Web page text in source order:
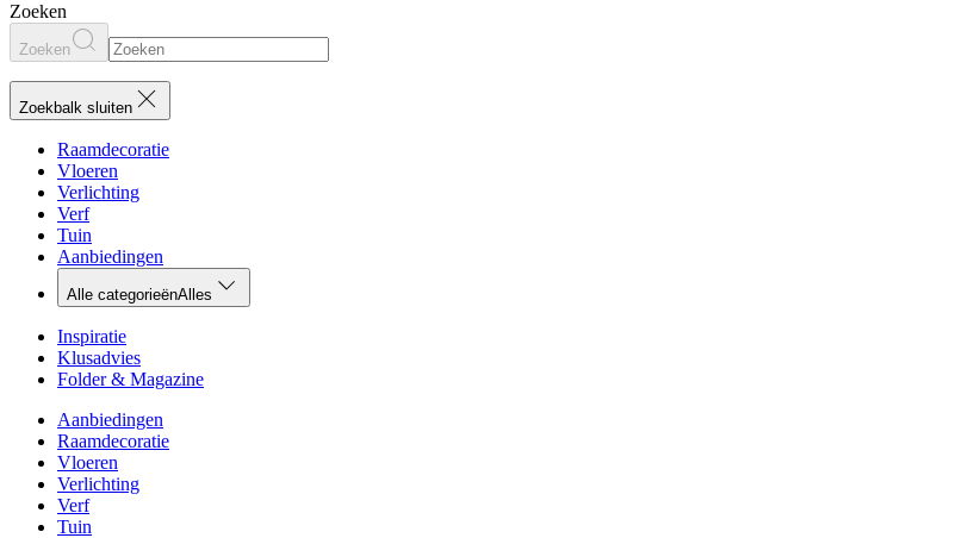
Zoeken
Zoeken
Zoekbalk sluiten
Raamdecoratie
Vloeren
Verlichting
Verf
Tuin
Aanbiedingen
Alle categorieënAlles
Inspiratie
Klusadvies
Folder & Magazine
Aanbiedingen
Raamdecoratie
Vloeren
Verlichting
Verf
Tuin